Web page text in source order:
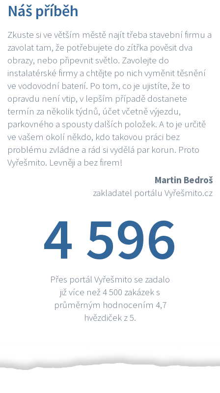
Náš příběh
Zkuste si ve větším městě najít třeba stavební firmu a
zavolat tam, že potřebujete do zítřka pověsit dva
obrazy, nebo připevnit světlo. Zavolejte do
instalatérské firmy a chtějte po nich vyměnit těsnění
ve vodovodní baterií. Po tom, co je ujistíte, že to
opravdu není vtip, v lepším případě dostanete
termín za několik týdnů, účet včetně výjezdu,
parkovného a spousty dalších položek. A to je určitě
ve vašem okolí někdo, kdo takovou práci bez
problému zvládne a rád si vydělá par korun. Proto
Vyřešmito. Levněji a bez firem!
Martin Bedroš
zakladatel portálu Vyřešmito.cz
4 596
Přes portál Vyřešmito se zadalo
již více než 4 500 zakázek s
průměrným hodnocením 4,7
hvězdiček z 5.